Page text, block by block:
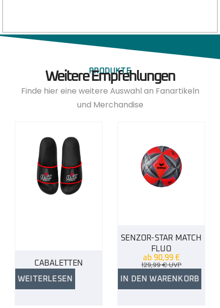
PRODUKTE
Weitere Empfehlungen
Finde hier eine weitere Auswahl an Fanartikeln
und Merchandise
CABALETTEN
WEITERLESEN
SENZOR-STAR MATCH
FLUO
ab 90,99 €
129,99€UVP
IN DEN WARENKORB